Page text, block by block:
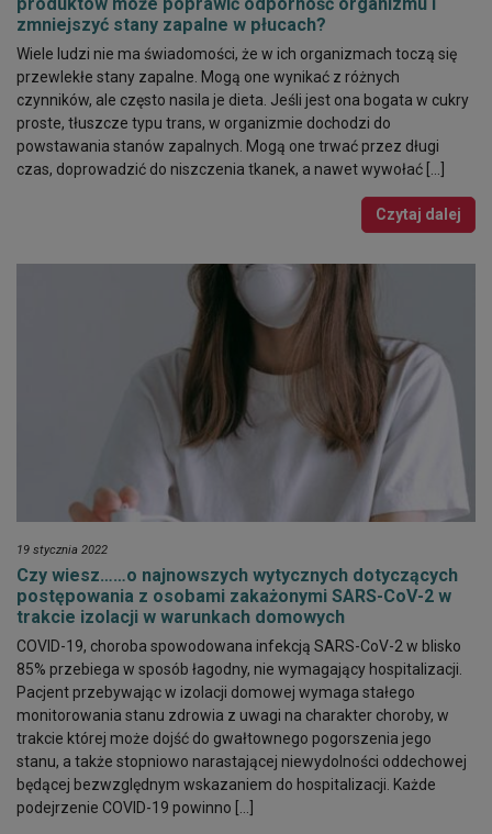
zmniejszyć stany zapalne w płucach?
Wiele ludzi nie ma świadomości, że w ich organizmach toczą się
przewlekłe stany zapalne. Mogą one wynikać z różnych
czynników, ale często nasila je dieta. Jeśli jest ona bogata w cukry
proste, tłuszcze typu trans, w organizmie dochodzi do
powstawania stanów zapalnych. Mogą one trwać przez długi
czas, doprowadzić do niszczenia tkanek, a nawet wywołać […]
Czytaj dalej
19 stycznia 2022
Czy wiesz……o najnowszych wytycznych dotyczących
postępowania z osobami zakażonymi SARS-CoV-2 w
trakcie izolacji w warunkach domowych
COVID-19, choroba spowodowana infekcją SARS-CoV-2 w blisko
85% przebiega w sposób łagodny, nie wymagający hospitalizacji.
Pacjent przebywając w izolacji domowej wymaga stałego
monitorowania stanu zdrowia z uwagi na charakter choroby, w
trakcie której może dojść do gwałtownego pogorszenia jego
stanu, a także stopniowo narastającej niewydolności oddechowej
będącej bezwzględnym wskazaniem do hospitalizacji. Każde
podejrzenie COVID-19 powinno […]